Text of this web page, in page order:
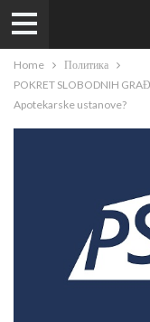
Home
Политика
POKRET SLOBODNIH
Apotekarske ustanove?